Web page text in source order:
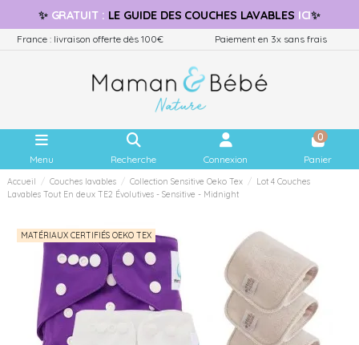
✨ GRATUIT: LE GUIDE DES COUCHES LAVABLES ICI✨
France : livraison offerte dès 100€ Paiement en 3x sans frais
Menu Recherche Connexion
0
Panier
Accueil Couches lavables Collection Sensitive Oeko Tex
Lot 4 Couches
Lavables Tout En deux TE2 Évolutives - Sensitive - Midnight
MATÉRIAUX CERTIFIÉS OEKO TEX